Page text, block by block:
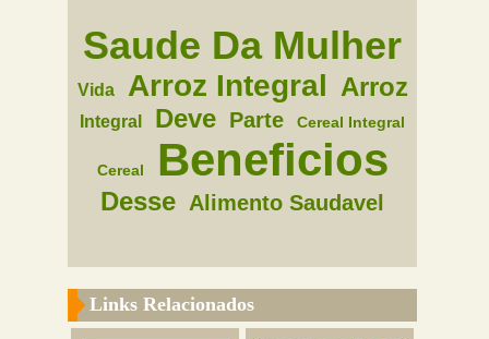
Saude Da Mulher
Vida Arroz Integral Arroz
Integral Deve Parte Cereal Integral
Cereal Beneficios
Desse Alimento Saudavel
Links Relacionados